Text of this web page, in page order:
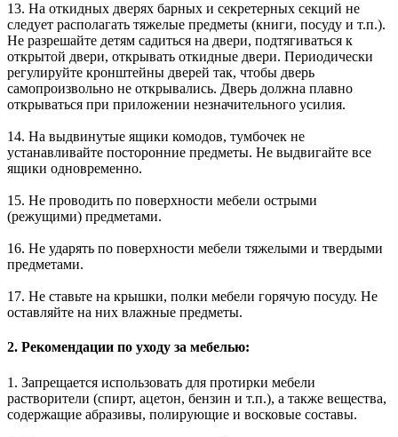
13. На откидных дверях барных и секретерных секций не
следует располагать тяжелые предметы (книги, посуду и т.п.).
Не разрешайте детям садиться на двери, подтягиваться к
открытой двери, открывать откидные двери. Периодически
регулируйте кронштейны дверей так, чтобы дверь
самопроизвольно не открывались. Дверь должна плавно
открываться при приложении незначительного усилия.
14. На выдвинутые ящики комодов, тумбочек не
устанавливайте посторонние предметы. Не выдвигайте все
ящики одновременно.
15. Не проводить по поверхности мебели острыми
(режущими) предметами.
16. Не ударять по поверхности мебели тяжелыми и твердыми
предметами.
17. Не ставьте на крышки, полки мебели горячую посуду. Не
оставляйте на них влажные предметы.
2. Рекомендации по уходу за мебелью:
1. Запрещается использовать для протирки мебели
растворители (спирт, ацетон, бензин и т.п.), а также вещества,
содержащие абразивы, полирующие и восковые составы.